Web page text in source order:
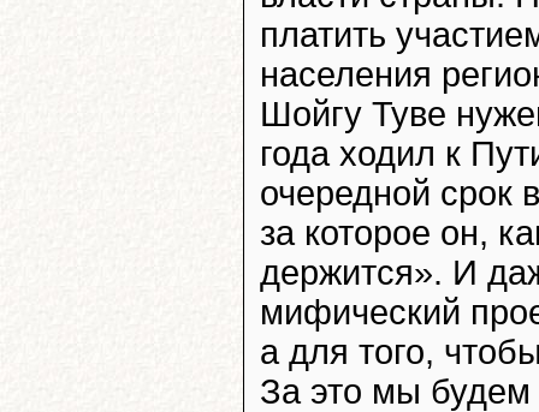
платить
населения
Шойгу Туве
года ходил к
очередной срок
за которое он,
держится». И
мифический
а для того,
За это мы